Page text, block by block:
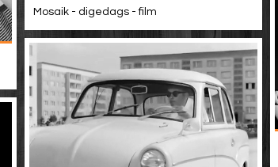
Mosaik - digedags - film